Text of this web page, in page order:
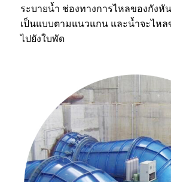
ระบายน้ำ ช่องทางการไหลของกังหั
เป็นแบบตามแนวแกน และน้ำจะไห
ไปยังใบพัด